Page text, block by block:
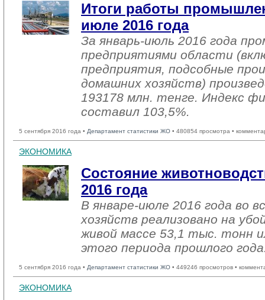
Итоги работы
июле 2016 года
За январь-июль 2016 года
предприятиями области
предприятия, подсобные
домашних хозяйств)
193178 млн. тенге. Индекс
составил 103,5%.
5 сентября 2016 года • Департамент статистики ЖО • 480854 просмотра •
ЭКОНОМИКА
Состояние
2016 года
В январе-июле 2016 года во
хозяйств реализовано на
живой массе 53,1 тыс. тонн
этого периода прошлого
5 сентября 2016 года • Департамент статистики ЖО • 449246 просмотров •
ЭКОНОМИКА